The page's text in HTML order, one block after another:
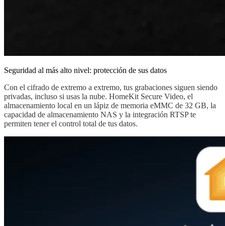
Seguridad al más alto nivel: protección de sus datos
Con el cifrado de extremo a extremo, tus grabaciones siguen siendo
privadas, incluso si usas la nube. HomeKit Secure Video, el
almacenamiento local en un lápiz de memoria eMMC de 32 GB, la
capacidad de almacenamiento NAS y la integración RTSP te
permiten tener el control total de tus datos.